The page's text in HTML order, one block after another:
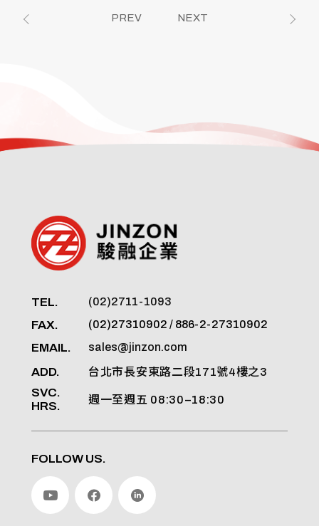
PREV NEXT
TEL. (02)2711-1093
FAX. (02)27310902 / 886-2-27310902
EMAIL. sales@jinzon.com
ADD. 台北市長安東路二段171號4樓之3
SVC.
HRS.
週一至週五 08:30–18:30
FOLLOW US.